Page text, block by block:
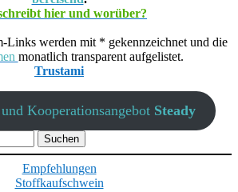
hier und worüber?
Links werden mit * gekennzeichnet und die
monatlich transparent aufgelistet.
Trustami
Kooperationsangebot Steady
Empfehlungen
Stoffkaufschwein